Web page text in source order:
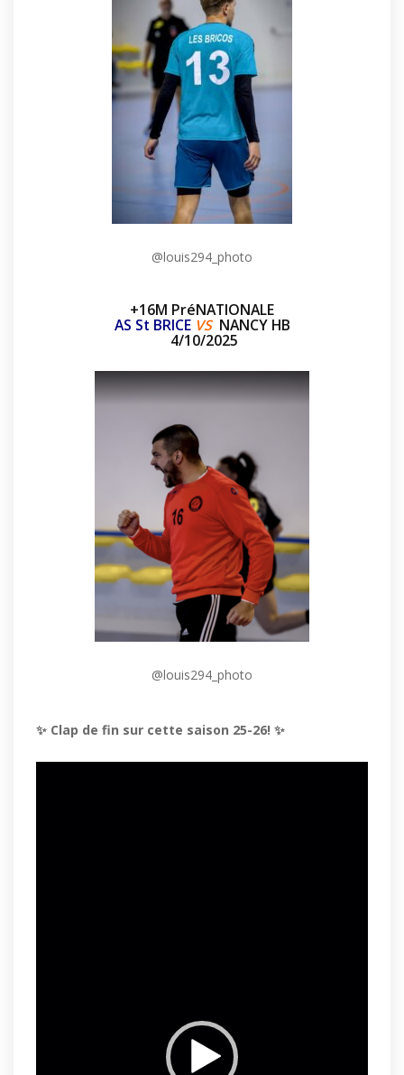
@louis294_photo
+16M PréNATIONALE
AS St BRICE VSNANCY HB
4/10/2025
@louis294_photo
✨ Clap de fin sur cette saison 25-26! ✨